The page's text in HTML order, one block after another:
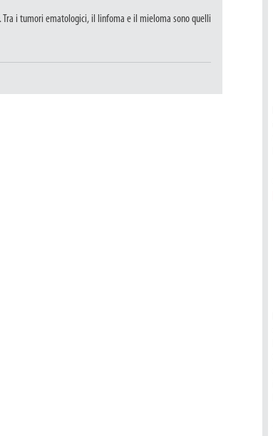
Tra i tumori ematologici, il linfoma e il mieloma sono quelli